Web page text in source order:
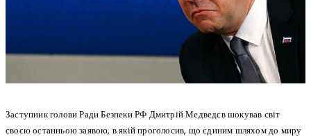
Заступник голови Ради Безпеки РФ Дмитрій Медведєв шокував світ
своєю останньою заявою, в якій проголосив, що єдиним шляхом до миру